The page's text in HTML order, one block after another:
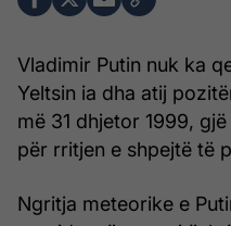
Vladimir Putin nuk ka
Yeltsin ia dha atij
më 31 dhjetor 1999,
për rritjen e shpejtë të
Ngritja meteorike e